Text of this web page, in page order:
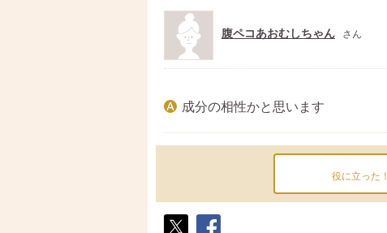
腹ペコあおむしちゃん さん
成分の相性かと思います
役に立った！